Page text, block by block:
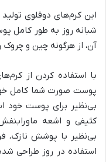
شبانه روز به طور کامل
آن، از هرگونه چین و چروک
با استفاده کردن از
پوست صورت شما کامل
بی‌نظیر برای پوست خود
کثیفی و اشعه
بی‌نظیر با پوشش نازک،
استفاده در روز طراحی